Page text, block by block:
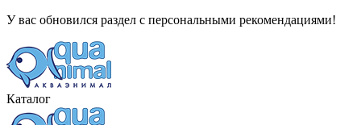
У вас обновился раздел с персональными рекомендациями!
Каталог